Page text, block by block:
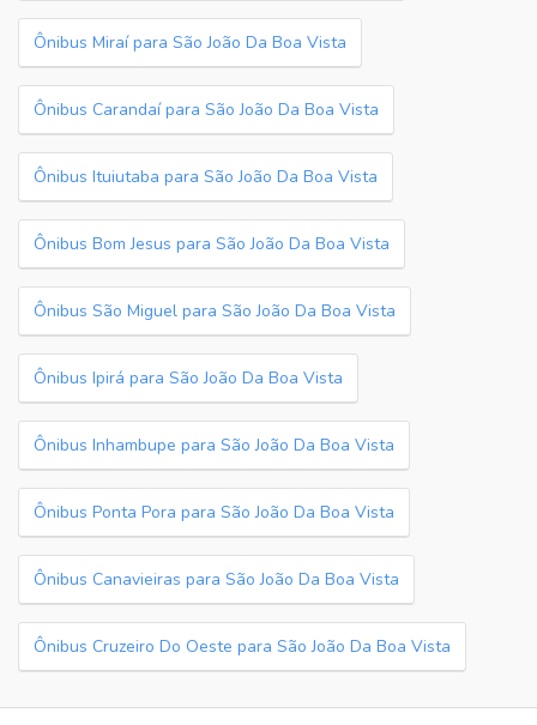
Ônibus Miraí para São João Da Boa Vista
Ônibus Carandaí para São João Da Boa Vista
Ônibus Ituiutaba para São João Da Boa Vista
Ônibus Bom Jesus para São João Da Boa Vista
Ônibus São Miguel para São João Da Boa Vista
Ônibus Ipirá para São João Da Boa Vista
Ônibus Inhambupe para São João Da Boa Vista
Ônibus Ponta Pora para São João Da Boa Vista
Ônibus Canavieiras para São João Da Boa Vista
Ônibus Cruzeiro Do Oeste para São João Da Boa Vista